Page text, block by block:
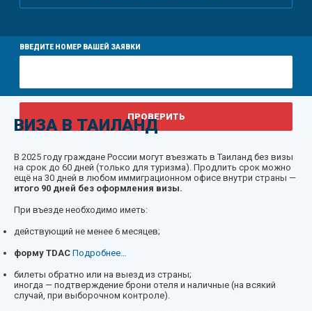
ВВЕДИТЕ НОМЕР ВАШЕЙ ЗАЯВКИ
ВИЗА В ТАИЛАНД
В 2025 году граждане России могут въезжать в Таиланд без визы
на срок до 60 дней (только для туризма). Продлить срок можно
ещё на 30 дней в любом иммиграционном офисе внутри страны —
итого 90 дней без оформления визы.
При въезде необходимо иметь:
действующий не менее 6 месяцев;
форму TDAC Подробнее…
билеты обратно или на выезд из страны;
иногда — подтверждение брони отеля и наличные (на всякий
случай, при выборочном контроле).